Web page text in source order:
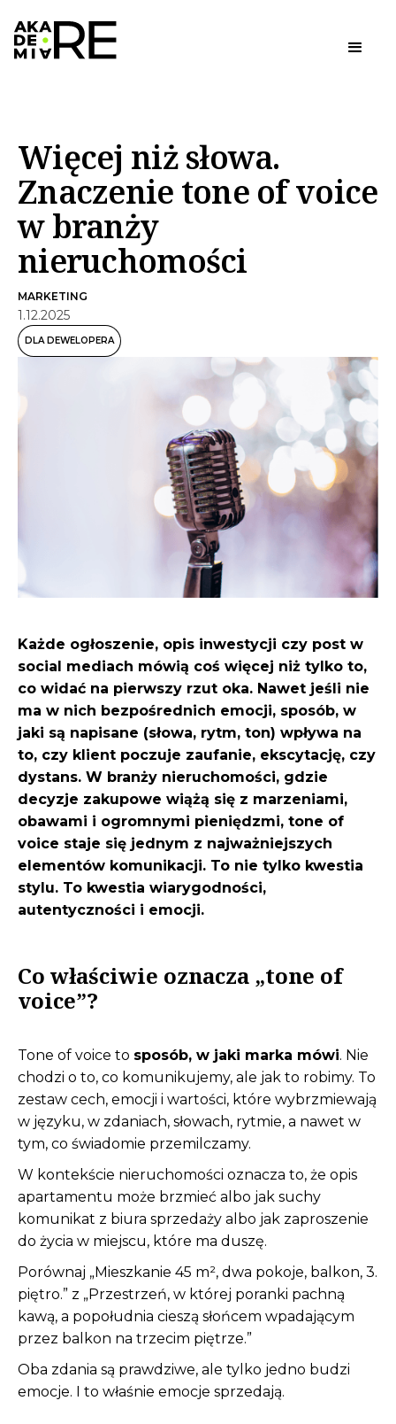
Więcej niż słowa.
Znaczenie tone of voice
w branży
nieruchomości
MARKETING
1.12.2025
DLA DEWELOPERA
Każde ogłoszenie, opis inwestycji czy post w
social mediach mówią coś więcej niż tylko to,
co widać na pierwszy rzut oka. Nawet jeśli nie
ma w nich bezpośrednich emocji, sposób, w
jaki są napisane (słowa, rytm, ton) wpływa na
to, czy klient poczuje zaufanie, ekscytację, czy
dystans. W branży nieruchomości, gdzie
decyzje zakupowe wiążą się z marzeniami,
obawami i ogromnymi pieniędzmi, tone of
voice staje się jednym z najważniejszych
elementów komunikacji. To nie tylko kwestia
stylu. To kwestia wiarygodności,
autentyczności i emocji.
Co właściwie oznacza „tone of
voice”?
Tone of voice to sposób, w jaki marka mówi. Nie
chodzi o to, co komunikujemy, ale jak to robimy. To
zestaw cech, emocji i wartości, które wybrzmiewają
w języku, w zdaniach, słowach, rytmie, a nawet w
tym, co świadomie przemilczamy.
W kontekście nieruchomości oznacza to, że opis
apartamentu może brzmieć albo jak suchy
komunikat z biura sprzedaży albo jak zaproszenie
do życia w miejscu, które ma duszę.
Porównaj „Mieszkanie 45 m², dwa pokoje, balkon, 3.
piętro.” z „Przestrzeń, w której poranki pachną
kawą, a popołudnia cieszą słońcem wpadającym
przez balkon na trzecim piętrze.”
Oba zdania są prawdziwe, ale tylko jedno budzi
emocje. I to właśnie emocje sprzedają.